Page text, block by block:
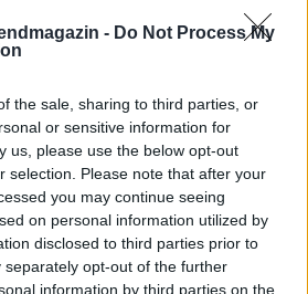
- Do Not Process My
the sale, sharing to third parties, or
or sensitive information for
us, please use the below opt-out
selection. Please note that after your
you may continue seeing
on personal information utilized by
disclosed to third parties prior to
separately opt-out of the further
information by third parties on the
lakást egy fiatal pár számára
BETÖLTÉSE
ötletek